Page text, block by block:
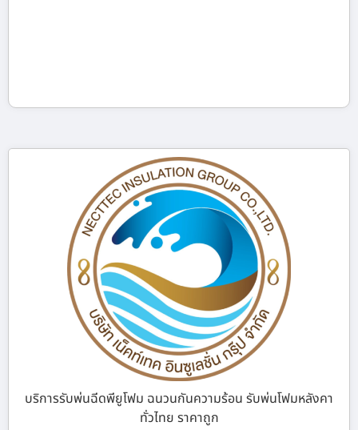
บริการรับพ่นฉีดพียูโฟม ฉนวนกันความร้อน รับพ่นโฟมหลังคา
ทั่วไทย ราคาถูก